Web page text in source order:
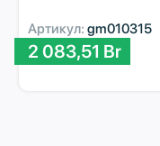
Артикул: gm010315
2 083,51 Br